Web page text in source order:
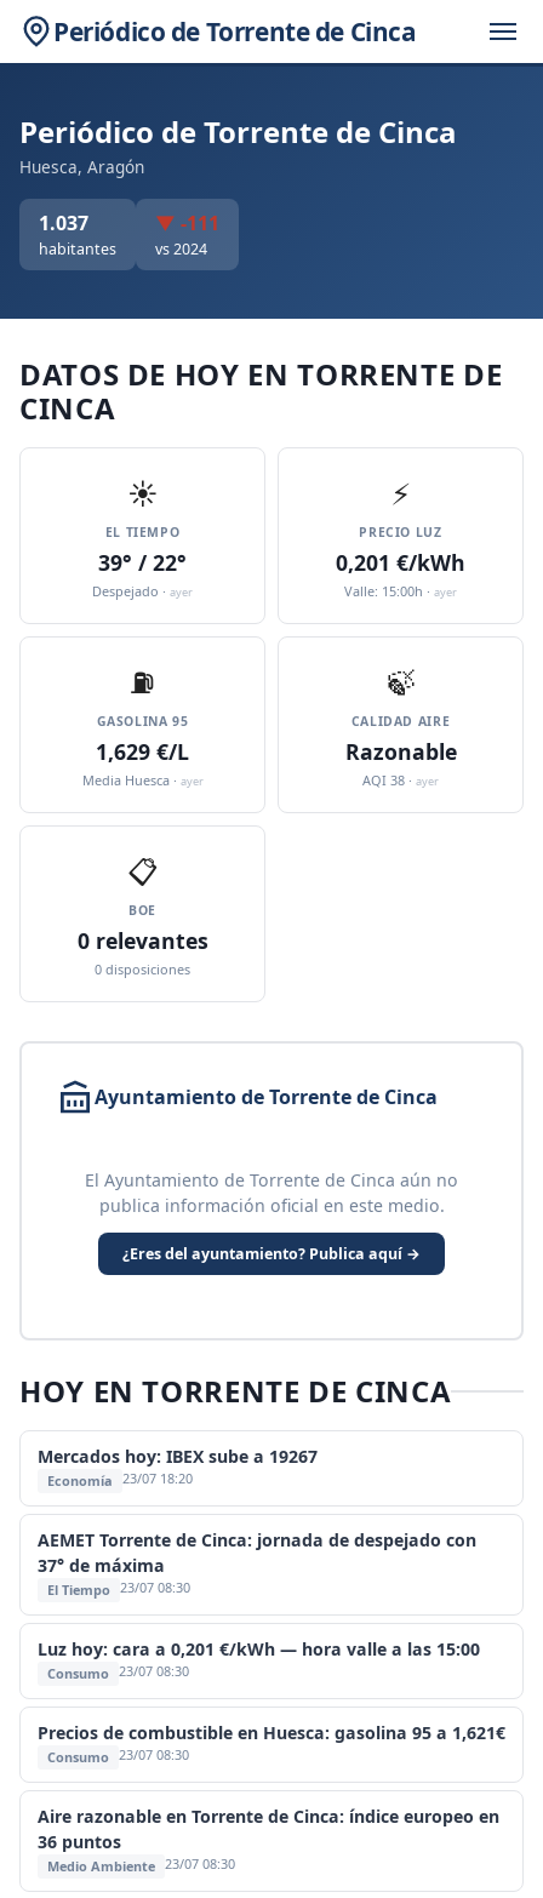
Periódico de Torrente de Cinca
Periódico de Torrente de Cinca
Huesca, Aragón
1.037
habitantes
▼ -111
vs 2024
DATOS DE HOY EN TORRENTE DE
CINCA
☀️
EL TIEMPO
39° / 22°
Despejado · ayer
⚡
PRECIO LUZ
0,201 €/kWh
Valle: 15:00h · ayer
⛽️
GASOLINA 95
1,629 €/L
Media Huesca · ayer
🍃
CALIDAD AIRE
Razonable
AQI 38 · ayer
📋
BOE
0 relevantes
0 disposiciones
Ayuntamiento de Torrente de Cinca
El Ayuntamiento de Torrente de Cinca aún no
publica información oficial en este medio.
¿Eres del ayuntamiento? Publica aquí →
HOY EN TORRENTE DE CINCA
Mercados hoy: IBEX sube a 19267
Economía 23/07 18:20
AEMET Torrente de Cinca: jornada de despejado con
37° de máxima
El Tiempo 23/07 08:30
Luz hoy: cara a 0,201 €/kWh — hora valle a las 15:00
Consumo 23/07 08:30
Precios de combustible en Huesca: gasolina 95 a 1,621€
Consumo 23/07 08:30
Aire razonable en Torrente de Cinca: índice europeo en
36 puntos
Medio Ambiente 23/07 08:30